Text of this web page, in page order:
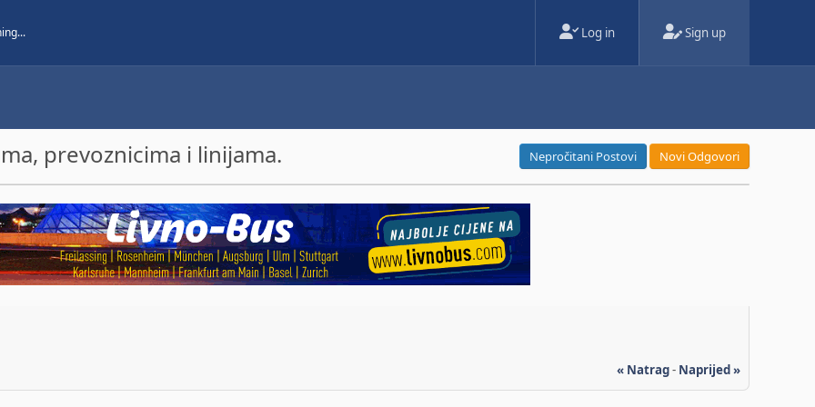
Log in Sign up
prevoznicima i linijama. Nepročitani Postovi Novi Odgovori
« Natrag- Naprijed »